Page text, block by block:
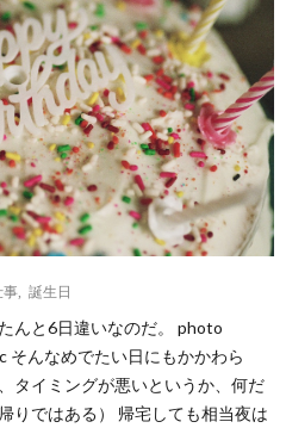
事 誕生日
んと6日違いなのだ。 photo
そんなめでたい日にもかかわら
タイミングが悪いというか、何だ
りではある） 帰宅しても相当夜は